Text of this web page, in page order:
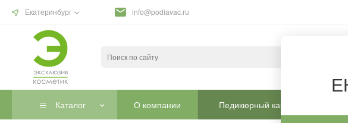
Екатеринбург info@podiavac.ru
Каталог О компании Педикюрный кабинет